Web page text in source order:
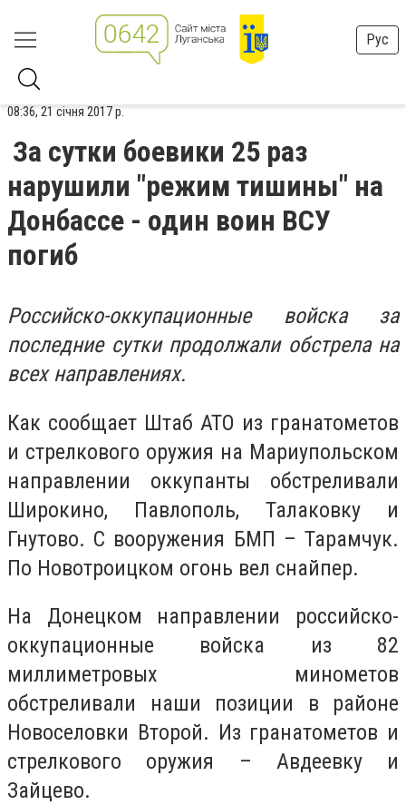
Рус
08:36, 21 січня 2017 р.
За сутки боевики 25 раз
нарушили "режим тишины" на
Донбассе - один воин ВСУ
погиб
Российско-оккупационные войска за
последние сутки продолжали обстрела на
всех направлениях.
Как сообщает Штаб АТО из гранатометов
и стрелкового оружия на Мариупольском
направлении оккупанты обстреливали
Широкино, Павлополь, Талаковку и
Гнутово. С вооружения БМП – Тарамчук.
По Новотроицком огонь вел снайпер.
На Донецком направлении российско-
оккупационные войска из 82
миллиметровых минометов
обстреливали наши позиции в районе
Новоселовки Второй. Из гранатометов и
стрелкового оружия – Авдеевку и
Зайцево.